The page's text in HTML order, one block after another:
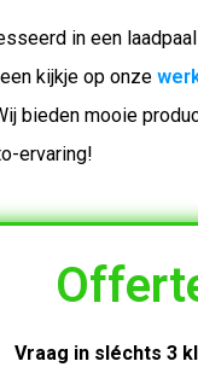
in een
kijkje op onze
bieden mooie
ervaring!
Vraag in sléchts 3